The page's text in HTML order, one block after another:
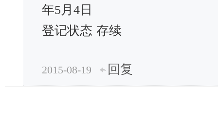
年5月4日
登记状态 存续
2015-08-19 回复